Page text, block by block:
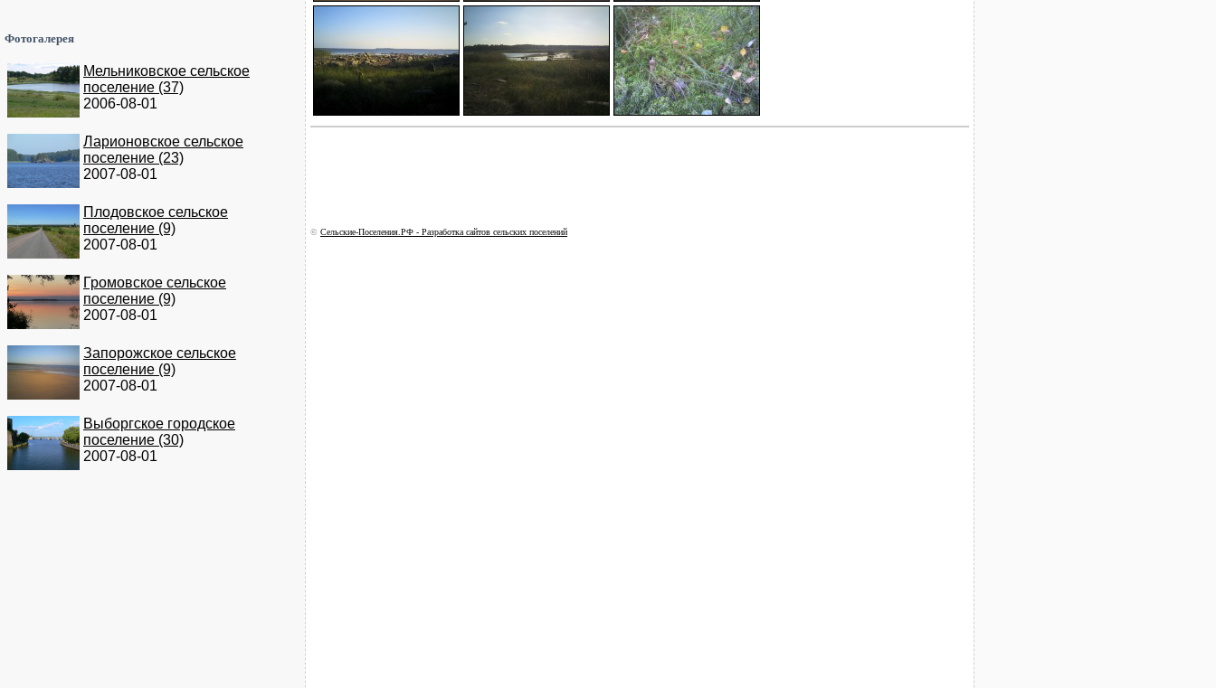
Фотогалерея
Мельниковское сельское
поселение (37)
2006-08-01
Ларионовское сельское
поселение (23)
2007-08-01
Плодовское сельское
поселение (9)
2007-08-01
Громовское сельское
поселение (9)
2007-08-01
Запорожское сельское
поселение (9)
2007-08-01
Выборгское городское
поселение (30)
2007-08-01
© Сельские-Поселения.РФ - Разработка сайтов сельских поселений